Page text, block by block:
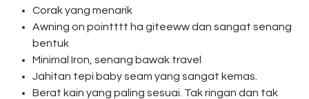
Corak yang menarik
Awning on pointttt ha giteeww dan sangat senang
bentuk
Minimal Iron, senang bawak travel
Jahitan tepi baby seam yang sangat kemas.
Berat kain yang paling sesuai. Tak ringan dan tak